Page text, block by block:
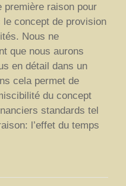
première raison pour
concept de provision
Nous ne
que nous aurons
en détail dans un
cela permet de
du concept
standards tel
l’effet du temps